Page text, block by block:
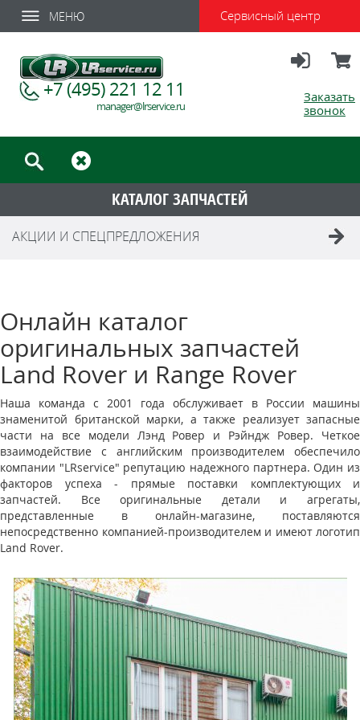
МЕНЮ Сервисный центр
Заказать
звонок
+7 (495) 221 12 11
manager@lrservice.ru
КАТАЛОГ ЗАПЧАСТЕЙ
АКЦИИ И СПЕЦПРЕДЛОЖЕНИЯ
Онлайн каталог
оригинальных запчастей
Land Rover и Range Rover
Наша команда с 2001 года обслуживает в России машины
знаменитой британской марки, а также реализует запасные
части на все модели Лэнд Ровер и Рэйндж Ровер. Четкое
взаимодействие с английским производителем обеспечило
компании "LRservice" репутацию надежного партнера. Один из
факторов успеха - прямые поставки комплектующих и
запчастей. Все оригинальные детали и агрегаты,
представленные в онлайн-магазине, поставляются
непосредственно компанией-производителем и имеют логотип
Land Rover.